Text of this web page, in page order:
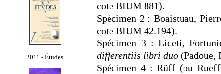
2011 - Études
cote BIUM 881).
Spécimen 2 : Boaistuau,
cote BIUM 42.194).
Spécimen 3 : Liceti,
differentiis libri duo (Padoue,
Spécimen 4 : Rüff (ou